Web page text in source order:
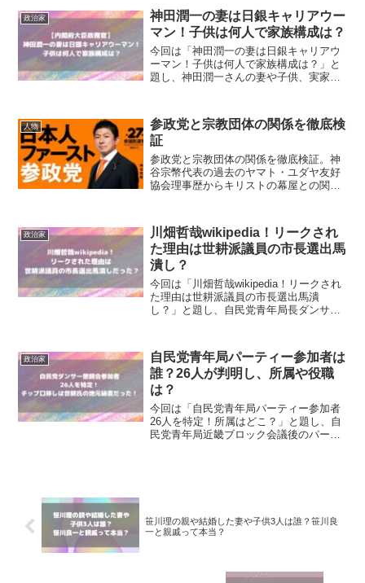
も調査！
政治家
神田潤一の妻は日銀キャリアウー
マン！子供は何人で家族構成は？
今回は「神田潤一の妻は日銀キャリアウ
ーマン！子供は何人で家族構成は？」と
題し、神田潤一さんの妻や子供、実家家
人物
参政党と宗教団体の関係を徹底検
証
参政党と宗教団体の関係を徹底検証。神
谷宗幣代表の過去のヤマト・ユダヤ友好
協会理事歴からキリストの幕屋との関連
距離感について専門的に解説します。
政治家
川畑哲哉wikipedia！リークされ
た理由は世耕派議員の市長選出馬
潰し？
今回は「川畑哲哉wikipedia！リークされ
た理由は世耕派議員の市長選出馬潰
し？」と題し、自民党青年局長ダンサー
査！
政治家
自民党青年局パーティー参加者は
誰？26人が判明し、所属や役職
は？
今回は「自民党青年局パーティー参加者
26人を特定！所属はどこ？」と題し、自
民党青年局近畿ブロック会議後のパーテ
笹川理の親や結婚した妻や子供3人は誰？笹川良
一と親戚って本当？